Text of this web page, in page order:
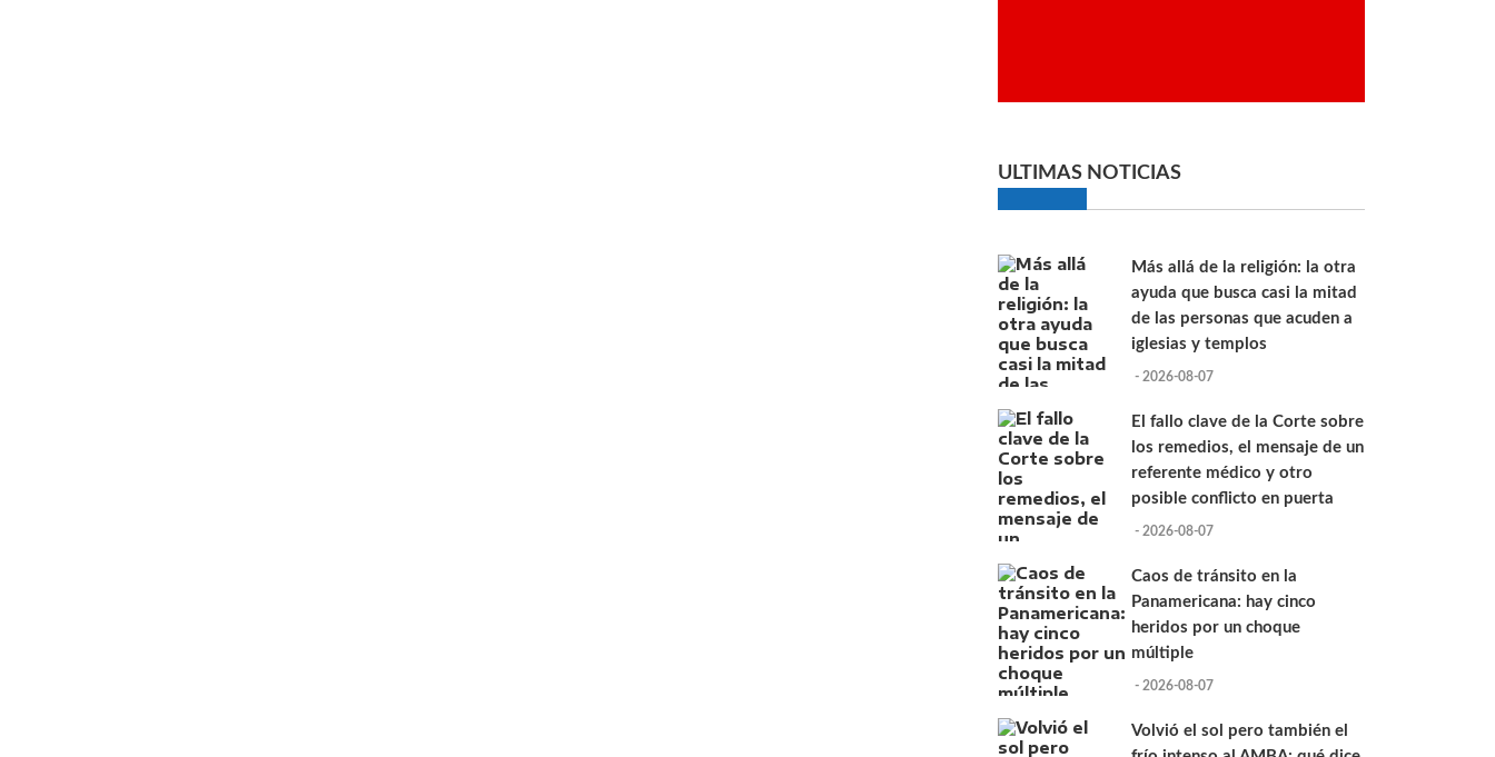
ULTIMAS NOTICIAS
Más allá de la religión: la otra
ayuda que busca casi la mitad
de las personas que acuden a
iglesias y templos
- 2026-08-07
El fallo clave de la Corte sobre
los remedios, el mensaje de un
referente médico y otro
posible conflicto en puerta
- 2026-08-07
Caos de tránsito en la
Panamericana: hay cinco
heridos por un choque
múltiple
- 2026-08-07
Volvió el sol pero también el